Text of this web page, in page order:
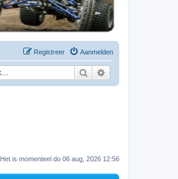
Aanmelden
Registreer
Zoek
Het is momenteel do 06 aug, 2026 12:56